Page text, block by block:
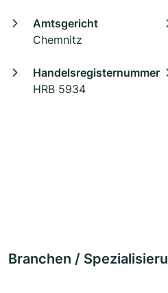
Amtsgericht
Chemnitz
Handelsregisternummer
HRB 5934
Branchen /